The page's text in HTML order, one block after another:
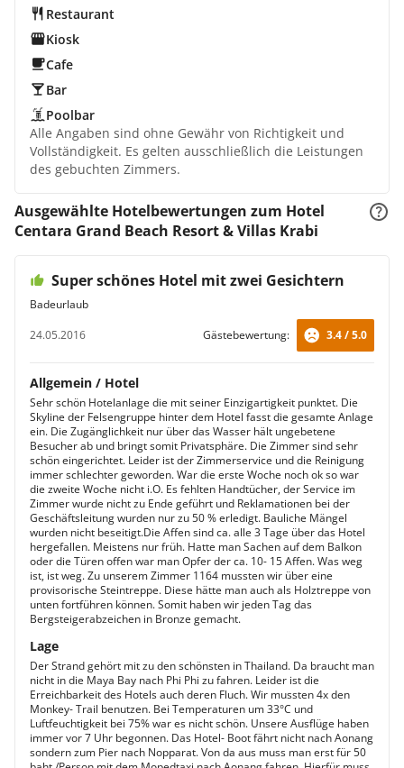
Restaurant
Kiosk
Cafe
Bar
Poolbar
Alle Angaben sind ohne Gewähr von Richtigkeit und
Vollständigkeit. Es gelten ausschließlich die Leistungen
des gebuchten Zimmers.
Ausgewählte Hotelbewertungen zum Hotel
Centara Grand Beach Resort & Villas Krabi
Super schönes Hotel mit zwei Gesichtern
Badeurlaub
24.05.2016
Gästebewertung: 3.4 / 5.0
Allgemein / Hotel
Sehr schön Hotelanlage die mit seiner Einzigartigkeit punktet. Die
Skyline der Felsengruppe hinter dem Hotel fasst die gesamte Anlage
ein. Die Zugänglichkeit nur über das Wasser hält ungebetene
Besucher ab und bringt somit Privatsphäre. Die Zimmer sind sehr
schön eingerichtet. Leider ist der Zimmerservice und die Reinigung
immer schlechter geworden. War die erste Woche noch ok so war
die zweite Woche nicht i.O. Es fehlten Handtücher, der Service im
Zimmer wurde nicht zu Ende geführt und Reklamationen bei der
Geschäftsleitung wurden nur zu 50 % erledigt. Bauliche Mängel
wurden nicht beseitigt.Die Affen sind ca. alle 3 Tage über das Hotel
hergefallen. Meistens nur früh. Hatte man Sachen auf dem Balkon
oder die Türen offen war man Opfer der ca. 10- 15 Affen. Was weg
ist, ist weg. Zu unserem Zimmer 1164 mussten wir über eine
provisorische Steintreppe. Diese hätte man auch als Holztreppe von
unten fortführen können. Somit haben wir jeden Tag das
Bergsteigerabzeichen in Bronze gemacht.
Lage
Der Strand gehört mit zu den schönsten in Thailand. Da braucht man
nicht in die Maya Bay nach Phi Phi zu fahren. Leider ist die
Erreichbarkeit des Hotels auch deren Fluch. Wir mussten 4x den
Monkey- Trail benutzen. Bei Temperaturen um 33°C und
Luftfeuchtigkeit bei 75% war es nicht schön. Unsere Ausflüge haben
immer vor 7 Uhr begonnen. Das Hotel- Boot fährt nicht nach Aonang
sondern zum Pier nach Nopparat. Von da aus muss man erst für 50